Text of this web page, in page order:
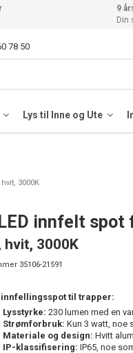
9
Din
78 50
Lys til Inne og Ute
3000K
innfelt spot
hvit, 3000K
35106-21591
innfellingsspot til trapper:
Lysstyrke: 230 lumen med en
Strømforbruk: Kun 3 watt, noe
Materiale og design: Hvitt
IP-klassifisering: IP65, noe